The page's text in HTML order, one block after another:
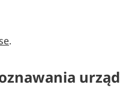
.